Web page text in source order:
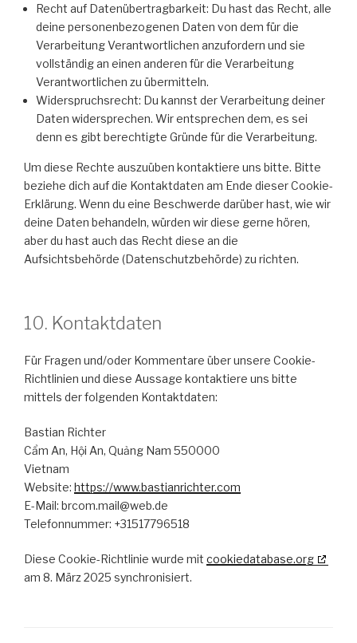
Recht auf Datenübertragbarkeit: Du hast das Recht, alle
deine personenbezogenen Daten von dem für die
Verarbeitung Verantwortlichen anzufordern und sie
vollständig an einen anderen für die Verarbeitung
Verantwortlichen zu übermitteln.
Widerspruchsrecht: Du kannst der Verarbeitung deiner
Daten widersprechen. Wir entsprechen dem, es sei
denn es gibt berechtigte Gründe für die Verarbeitung.
Um diese Rechte auszuüben kontaktiere uns bitte. Bitte
beziehe dich auf die Kontaktdaten am Ende dieser Cookie-
Erklärung. Wenn du eine Beschwerde darüber hast, wie wir
deine Daten behandeln, würden wir diese gerne hören,
aber du hast auch das Recht diese an die
Aufsichtsbehörde (Datenschutzbehörde) zu richten.
10. Kontaktdaten
Für Fragen und/oder Kommentare über unsere Cookie-
Richtlinien und diese Aussage kontaktiere uns bitte
mittels der folgenden Kontaktdaten:
Bastian Richter
Cẩm An, Hội An, Quảng Nam 550000
Vietnam
Website: https://www.bastianrichter.com
E-Mail: brcom.mail@web.de
Telefonnummer: +31517796518
Diese Cookie-Richtlinie wurde mit cookiedatabase.org
am 8. März 2025 synchronisiert.